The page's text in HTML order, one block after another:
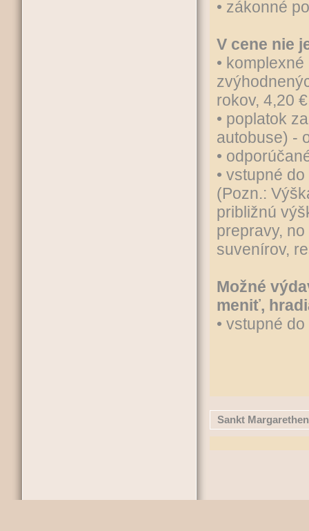
• zákonné
V cene nie
•
rokov, 4,20
• poplatok
autobuse) -
•
• vstupné
(Pozn.:
približnú
prepravy,
suvenírov,
Možné
meniť,
• vstupné
Sankt